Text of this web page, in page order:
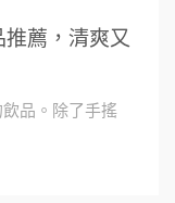
薦，清爽又
品。除了手搖